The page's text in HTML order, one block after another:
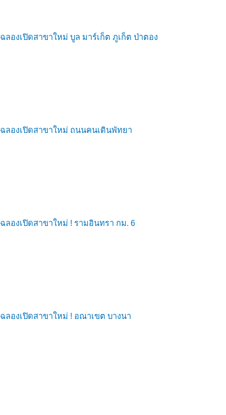
ฉลองเปิดสาขาใหม่ บูล มาร์เก็ต ภูเก็ต ป่าตอง
ฉลองเปิดสาขาใหม่ ถนนคนเดินพัทยา
ฉลองเปิดสาขาใหม่ ! รามอินทรา กม. 6
ฉลองเปิดสาขาใหม่ ! อณาเขต บางนา